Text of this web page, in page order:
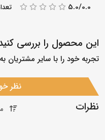
5.0/0.0
این محصول را بررسی
تجربه خود را با سایر مشتریان
نظر
نظرات